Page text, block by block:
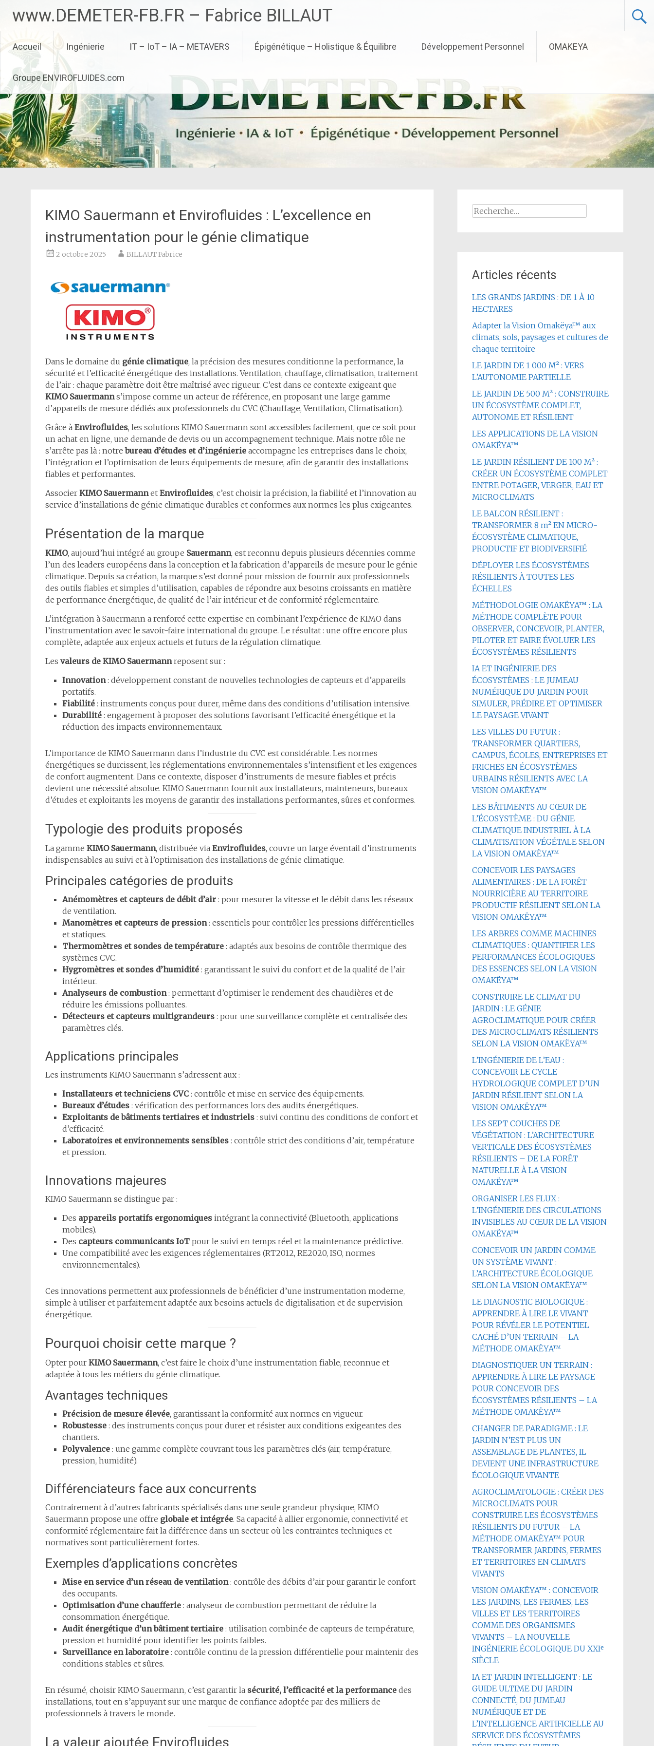
contenu
www.DEMETER-FB.FR – Fabrice BILLAUT
Accueil Ingénierie IT – IoT – IA – METAVERS Épigénétique – Holistique & Équilibre Développement Personnel OMAKEYA
Groupe ENVIROFLUIDES.com
KIMO Sauermann et Envirofluides : L’excellence en
instrumentation pour le génie climatique
2 octobre 2025 BILLAUT Fabrice
Dans le domaine du génie climatique, la précision des mesures conditionne la performance, la
sécurité et l’efficacité énergétique des installations. Ventilation, chauffage, climatisation, traitement
de l’air : chaque paramètre doit être maîtrisé avec rigueur. C’est dans ce contexte exigeant que
KIMO Sauermanns’impose comme un acteur de référence, en proposant une large gamme
d’appareils de mesure dédiés aux professionnels du CVC (Chauffage, Ventilation, Climatisation).
Grâce à Envirofluides, les solutions KIMO Sauermann sont accessibles facilement, que ce soit pour
un achat en ligne, une demande de devis ou un accompagnement technique. Mais notre rôle ne
s’arrête pas là : notrebureau d’études et d’ingénierie accompagne les entreprises dans le choix,
l’intégration et l’optimisation de leurs équipements de mesure, afin de garantir des installations
fiables et performantes.
Associer KIMO Sauermannet Envirofluides, c’est choisir la précision, la fiabilité et l’innovation au
service d’installations de génie climatique durables et conformes aux normes les plus exigeantes.
Présentation de la marque
KIMO, aujourd’hui intégré au groupe Sauermann, est reconnu depuis plusieurs décennies comme
l’un des leaders européens dans la conception et la fabrication d’appareils de mesure pour le génie
climatique. Depuis sa création, la marque s’est donné pour mission de fournir aux professionnels
des outils fiables et simples d’utilisation, capables de répondre aux besoins croissants en matière
de performance énergétique, de qualité de l’air intérieur et de conformité réglementaire.
L’intégration à Sauermann a renforcé cette expertise en combinant l’expérience de KIMO dans
l’instrumentation avec le savoir-faire international du groupe. Le résultat : une offre encore plus
complète, adaptée aux enjeux actuels et futurs de la régulation climatique.
Les valeurs de KIMO Sauermannreposent sur :
Innovation: développement constant de nouvelles technologies de capteurs et d’appareils
portatifs.
Fiabilité : instruments conçus pour durer, même dans des conditions d’utilisation intensive.
Durabilité : engagement à proposer des solutions favorisant l’efficacité énergétique et la
réduction des impacts environnementaux.
L’importance de KIMO Sauermann dans l’industrie du CVC est considérable. Les normes
énergétiques se durcissent, les réglementations environnementales s’intensifient et les exigences
de confort augmentent. Dans ce contexte, disposer d’instruments de mesure fiables et précis
devient une nécessité absolue. KIMO Sauermann fournit aux installateurs, mainteneurs, bureaux
d’études et exploitants les moyens de garantir des installations performantes, sûres et conformes.
Typologie des produits proposés
La gamme KIMO Sauermann, distribuée via Envirofluides, couvre un large éventail d’instruments
indispensables au suivi et à l’optimisation des installations de génie climatique.
Principales catégories de produits
Anémomètres et capteurs de débit d’air : pour mesurer la vitesse et le débit dans les réseaux
de ventilation.
Manomètres et capteurs de pression: essentiels pour contrôler les pressions différentielles
et statiques.
Thermomètres et sondes de température : adaptés aux besoins de contrôle thermique des
systèmes CVC.
Hygromètres et sondes d’humidité : garantissant le suivi du confort et de la qualité de l’air
intérieur.
Analyseurs de combustion: permettant d’optimiser le rendement des chaudières et de
réduire les émissions polluantes.
Détecteurs et capteurs multigrandeurs : pour une surveillance complète et centralisée des
paramètres clés.
Applications principales
Les instruments KIMO Sauermann s’adressent aux :
Installateurs et techniciens CVC : contrôle et mise en service des équipements.
Bureaux d’études : vérification des performances lors des audits énergétiques.
Exploitants de bâtiments tertiaires et industriels : suivi continu des conditions de confort et
d’efficacité.
Laboratoires et environnements sensibles : contrôle strict des conditions d’air, température
et pression.
Innovations majeures
KIMO Sauermann se distingue par :
Des appareils portatifs ergonomiques intégrant la connectivité (Bluetooth, applications
mobiles).
Des capteurs communicants IoT pour le suivi en temps réel et la maintenance prédictive.
Une compatibilité avec les exigences réglementaires (RT2012, RE2020, ISO, normes
environnementales).
Ces innovations permettent aux professionnels de bénéficier d’une instrumentation moderne,
simple à utiliser et parfaitement adaptée aux besoins actuels de digitalisation et de supervision
énergétique.
Pourquoi choisir cette marque ?
Opter pour KIMO Sauermann, c’est faire le choix d’une instrumentation fiable, reconnue et
adaptée à tous les métiers du génie climatique.
Avantages techniques
Précision de mesure élevée, garantissant la conformité aux normes en vigueur.
Robustesse : des instruments conçus pour durer et résister aux conditions exigeantes des
chantiers.
Polyvalence : une gamme complète couvrant tous les paramètres clés (air, température,
pression, humidité).
Différenciateurs face aux concurrents
Contrairement à d’autres fabricants spécialisés dans une seule grandeur physique, KIMO
Sauermann propose une offre globale et intégrée. Sa capacité à allier ergonomie, connectivité et
conformité réglementaire fait la différence dans un secteur où les contraintes techniques et
normatives sont particulièrement fortes.
Exemples d’applications concrètes
Mise en service d’un réseau de ventilation: contrôle des débits d’air pour garantir le confort
des occupants.
Optimisation d’une chaufferie : analyseur de combustion permettant de réduire la
consommation énergétique.
Audit énergétique d’un bâtiment tertiaire : utilisation combinée de capteurs de température,
pression et humidité pour identifier les points faibles.
Surveillance en laboratoire : contrôle continu de la pression différentielle pour maintenir des
conditions stables et sûres.
En résumé, choisir KIMO Sauermann, c’est garantir la sécurité, l’efficacité et la performance des
installations, tout en s’appuyant sur une marque de confiance adoptée par des milliers de
professionnels à travers le monde.
La valeur ajoutée Envirofluides
Rechercher :
Articles récents
LES GRANDS JARDINS : DE 1 À 10
HECTARES
Adapter la Vision Omakëya™ aux
climats, sols, paysages et cultures de
chaque territoire
LE JARDIN DE 1 000 M² : VERS
L’AUTONOMIE PARTIELLE
LE JARDIN DE 500 M² : CONSTRUIRE
UN ÉCOSYSTÈME COMPLET,
AUTONOME ET RÉSILIENT
LES APPLICATIONS DE LA VISION
OMAKËYA™
LE JARDIN RÉSILIENT DE 100 M² :
CRÉER UN ÉCOSYSTÈME COMPLET
ENTRE POTAGER, VERGER, EAU ET
MICROCLIMATS
LE BALCON RÉSILIENT :
TRANSFORMER 8 m² EN MICRO-
ÉCOSYSTÈME CLIMATIQUE,
PRODUCTIF ET BIODIVERSIFIÉ
DÉPLOYER LES ÉCOSYSTÈMES
RÉSILIENTS À TOUTES LES
ÉCHELLES
MÉTHODOLOGIE OMAKËYA™ : LA
MÉTHODE COMPLÈTE POUR
OBSERVER, CONCEVOIR, PLANTER,
PILOTER ET FAIRE ÉVOLUER LES
ÉCOSYSTÈMES RÉSILIENTS
IA ET INGÉNIERIE DES
ÉCOSYSTÈMES : LE JUMEAU
NUMÉRIQUE DU JARDIN POUR
SIMULER, PRÉDIRE ET OPTIMISER
LE PAYSAGE VIVANT
LES VILLES DU FUTUR :
TRANSFORMER QUARTIERS,
CAMPUS, ÉCOLES, ENTREPRISES ET
FRICHES EN ÉCOSYSTÈMES
URBAINS RÉSILIENTS AVEC LA
VISION OMAKËYA™
LES BÂTIMENTS AU CŒUR DE
L’ÉCOSYSTÈME : DU GÉNIE
CLIMATIQUE INDUSTRIEL À LA
CLIMATISATION VÉGÉTALE SELON
LA VISION OMAKËYA™
CONCEVOIR LES PAYSAGES
ALIMENTAIRES : DE LA FORÊT
NOURRICIÈRE AU TERRITOIRE
PRODUCTIF RÉSILIENT SELON LA
VISION OMAKËYA™
LES ARBRES COMME MACHINES
CLIMATIQUES : QUANTIFIER LES
PERFORMANCES ÉCOLOGIQUES
DES ESSENCES SELON LA VISION
OMAKËYA™
CONSTRUIRE LE CLIMAT DU
JARDIN : LE GÉNIE
AGROCLIMATIQUE POUR CRÉER
DES MICROCLIMATS RÉSILIENTS
SELON LA VISION OMAKËYA™
L’INGÉNIERIE DE L’EAU :
CONCEVOIR LE CYCLE
HYDROLOGIQUE COMPLET D’UN
JARDIN RÉSILIENT SELON LA
VISION OMAKËYA™
LES SEPT COUCHES DE
VÉGÉTATION : L’ARCHITECTURE
VERTICALE DES ÉCOSYSTÈMES
RÉSILIENTS – DE LA FORÊT
NATURELLE À LA VISION
OMAKËYA™
ORGANISER LES FLUX :
L’INGÉNIERIE DES CIRCULATIONS
INVISIBLES AU CŒUR DE LA VISION
OMAKËYA™
CONCEVOIR UN JARDIN COMME
UN SYSTÈME VIVANT :
L’ARCHITECTURE ÉCOLOGIQUE
SELON LA VISION OMAKËYA™
LE DIAGNOSTIC BIOLOGIQUE :
APPRENDRE À LIRE LE VIVANT
POUR RÉVÉLER LE POTENTIEL
CACHÉ D’UN TERRAIN – LA
MÉTHODE OMAKËYA™
DIAGNOSTIQUER UN TERRAIN :
APPRENDRE À LIRE LE PAYSAGE
POUR CONCEVOIR DES
ÉCOSYSTÈMES RÉSILIENTS – LA
MÉTHODE OMAKËYA™
CHANGER DE PARADIGME : LE
JARDIN N’EST PLUS UN
ASSEMBLAGE DE PLANTES, IL
DEVIENT UNE INFRASTRUCTURE
ÉCOLOGIQUE VIVANTE
AGROCLIMATOLOGIE : CRÉER DES
MICROCLIMATS POUR
CONSTRUIRE LES ÉCOSYSTÈMES
RÉSILIENTS DU FUTUR – LA
MÉTHODE OMAKËYA™ POUR
TRANSFORMER JARDINS, FERMES
ET TERRITOIRES EN CLIMATS
VIVANTS
VISION OMAKËYA™ : CONCEVOIR
LES JARDINS, LES FERMES, LES
VILLES ET LES TERRITOIRES
COMME DES ORGANISMES
VIVANTS – LA NOUVELLE
INGÉNIERIE ÉCOLOGIQUE DU XXIᵉ
SIÈCLE
IA ET JARDIN INTELLIGENT : LE
GUIDE ULTIME DU JARDIN
CONNECTÉ, DU JUMEAU
NUMÉRIQUE ET DE
L’INTELLIGENCE ARTIFICIELLE AU
SERVICE DES ÉCOSYSTÈMES